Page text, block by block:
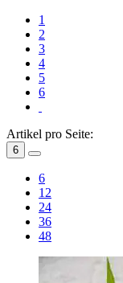
1
2
3
4
5
6
Artikel pro Seite:
6
6
12
24
36
48